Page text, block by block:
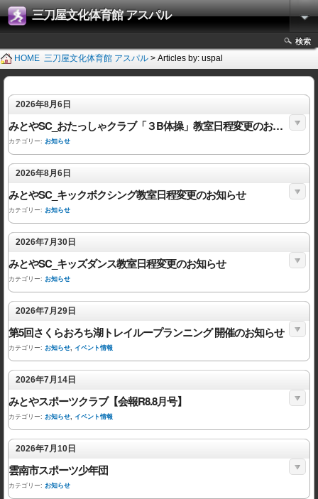
三刀屋文化体育館 アスパル
検索
HOME 三刀屋文化体育館 アスパル > Articles by: uspal
2026年8月6日
みとやSC_おたっしゃクラブ「３B体操」教室日程変更のお知らせ
カテゴリー: お知らせ
2026年8月6日
みとやSC_キックボクシング教室日程変更のお知らせ
カテゴリー: お知らせ
2026年7月30日
みとやSC_キッズダンス教室日程変更のお知らせ
カテゴリー: お知らせ
2026年7月29日
第5回さくらおろち湖トレイループランニング 開催のお知らせ
カテゴリー: お知らせ, イベント情報
2026年7月14日
みとやスポーツクラブ【会報R8.8月号】
カテゴリー: お知らせ, イベント情報
2026年7月10日
雲南市スポーツ少年団
カテゴリー: お知らせ